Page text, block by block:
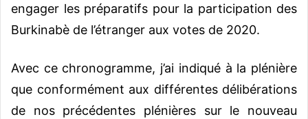
engager les préparatifs pour la participation des
Burkinabè de l’étranger aux votes de 2020.
Avec ce chronogramme, j’ai indiqué à la plénière
que conformément aux différentes délibérations
de nos précédentes plénières sur le nouveau